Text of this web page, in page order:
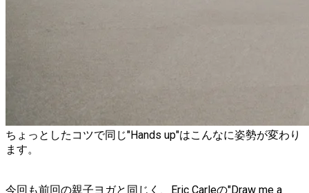
ちょっとしたコツで同じ"Hands up"はこんなに姿勢が変わり
ます。
今回も前回の親子ヨガと同じく 、Eric Carleの"Draw me a